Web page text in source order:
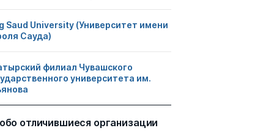
Saud University (Университет имени
Сауда)
филиал Чувашского
университета им.
отличившиеся организации